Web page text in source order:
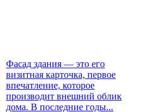
Фасад здания — это его
визитная карточка, первое
впечатление, которое
производит внешний облик
дома. В последние годы...